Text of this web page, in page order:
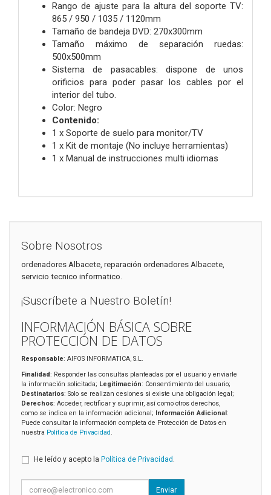
Rango de ajuste para la altura del soporte TV:
865 / 950 / 1035 / 1120mm
Tamaño de bandeja DVD: 270x300mm
Tamaño máximo de separación ruedas:
500x500mm
Sistema de pasacables: dispone de unos
orificios para poder pasar los cables por el
interior del tubo.
Color: Negro
Contenido:
1 x Soporte de suelo para monitor/TV
1 x Kit de montaje (No incluye herramientas)
1 x Manual de instrucciones multi idiomas
Sobre Nosotros
ordenadores Albacete, reparación ordenadores Albacete,
servicio tecnico informatico.
¡Suscríbete a Nuestro Boletín!
INFORMACIÓN BÁSICA SOBRE
PROTECCIÓN DE DATOS
Responsable: AIFOS INFORMATICA, S.L.
Finalidad: Responder las consultas planteadas por el usuario y enviarle
la información solicitada; Legitimación: Consentimiento del usuario;
Destinatarios: Solo se realizan cesiones si existe una obligación legal;
Derechos: Acceder, rectificar y suprimir, así como otros derechos,
como se indica en la información adicional;
Información Adicional :
Puede consultar la información completa de Protección de Datos en
nuestra Política de Privacidad .
He leído y acepto la Política de Privacidad
Enviar